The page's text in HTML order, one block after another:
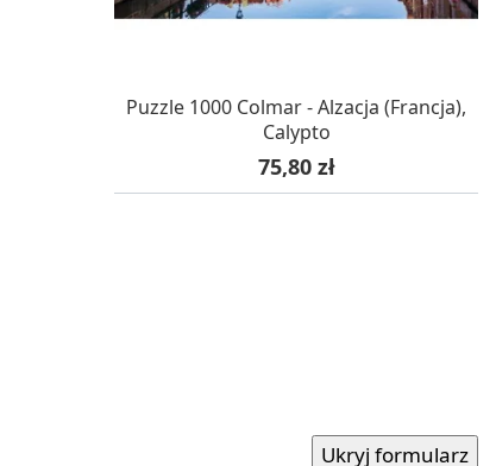
W MAGAZYNIE, DOSTAWA 24H
Puzzle 1000 Colmar - Alzacja (Francja),
Calypto
Cena
75,80 zł